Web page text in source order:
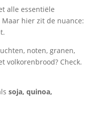
alle essentiële
hier zit de nuance:
noten, granen,
volkorenbrood? Check.
soja, quinoa,